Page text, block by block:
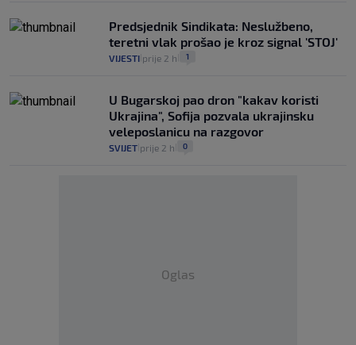
Predsjednik Sindikata: Neslužbeno,
teretni vlak prošao je kroz signal 'STOJ'
VIJESTI prije 2 h 1
U Bugarskoj pao dron "kakav koristi
Ukrajina", Sofija pozvala ukrajinsku
veleposlanicu na razgovor
SVIJET prije 2 h 0
Oglas